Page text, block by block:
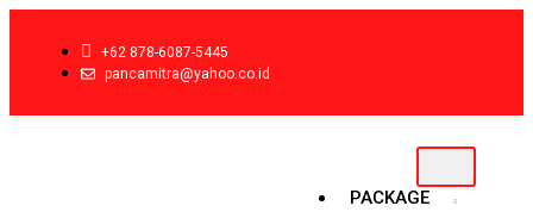
+62 878-6087-5445
pancamitra@yahoo.co.id
PACKAGE